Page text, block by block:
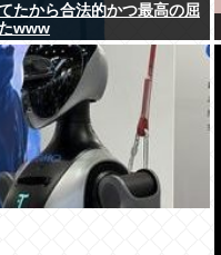
たから合法的かつ最高の屈
www